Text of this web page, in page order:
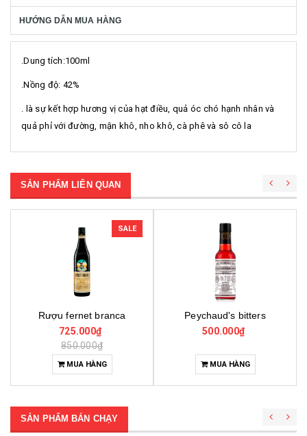
HƯỚNG DẪN MUA HÀNG
.Dung tích:100ml
.Nồng độ: 42%
. là sự kết hợp hương vị của hạt điều, quả óc chó hạnh nhân và
quả phỉ với đường, mận khô, nho khô, cà phê và sô cô la
SẢN PHẨM LIÊN QUAN
Peychaud's bitters
Bitter truth roots
SẢN PHẨM BÁN CHẠY